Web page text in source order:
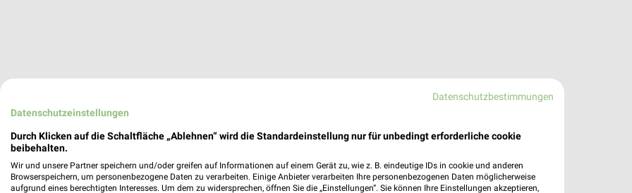
Datenschutzbestimmungen
Datenschutzeinstellungen
Durch Klicken auf die Schaltfläche „Ablehnen“ wird die Standardeinstellung nur für unbedingt erforderliche cookie
beibehalten.
Wir und unsere Partner speichern und/oder greifen auf Informationen auf einem Gerät zu, wie z. B. eindeutige IDs in cookie und anderen
Browserspeichern, um personenbezogene Daten zu verarbeiten. Einige Anbieter verarbeiten Ihre personenbezogenen Daten möglicherweise
aufgrund eines berechtigten Interesses. Um dem zu widersprechen, öffnen Sie die „Einstellungen“. Sie können Ihre Einstellungen akzeptieren,